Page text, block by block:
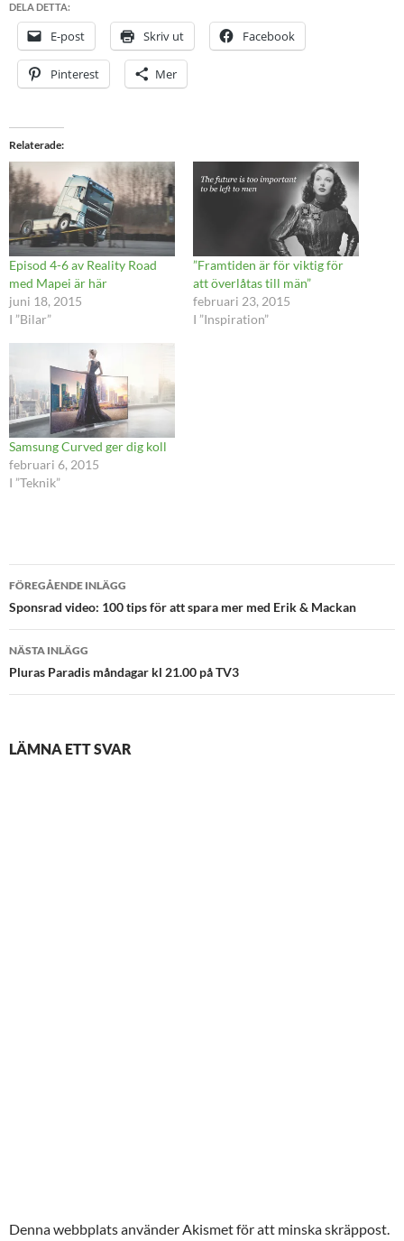
DELA DETTA:
E-post Skriv ut Facebook
Pinterest Mer
Relaterade
Episod 4-6 av Reality Road
med Mapei är här
juni 18, 2015
I ”Bilar”
”Framtiden är för viktig för
att överlåtas till män”
februari 23, 2015
I ”Inspiration”
Samsung Curved ger dig koll
februari 6, 2015
I ”Teknik”
Inläggsnavigering
FÖREGÅENDE INLÄGG
Sponsrad video: 100 tips för att spara mer med Erik & Mackan
NÄSTA INLÄGG
Pluras Paradis måndagar kl 21.00 på TV3
LÄMNA ETT SVAR
Denna webbplats använder Akismet för att minska skräppost.